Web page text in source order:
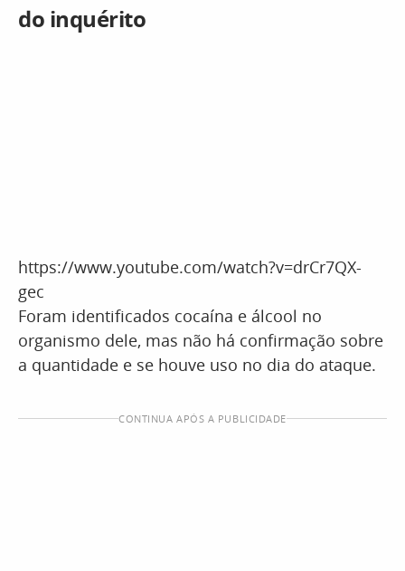
do inquérito
https://www.youtube.com/watch?v=drCr7QX-
gec
Foram identificados cocaína e álcool no
organismo dele, mas não há confirmação sobre
a quantidade e se houve uso no dia do ataque.
CONTINUA APÓS A PUBLICIDADE